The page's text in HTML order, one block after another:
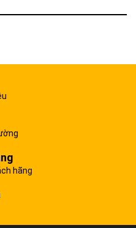
hãng